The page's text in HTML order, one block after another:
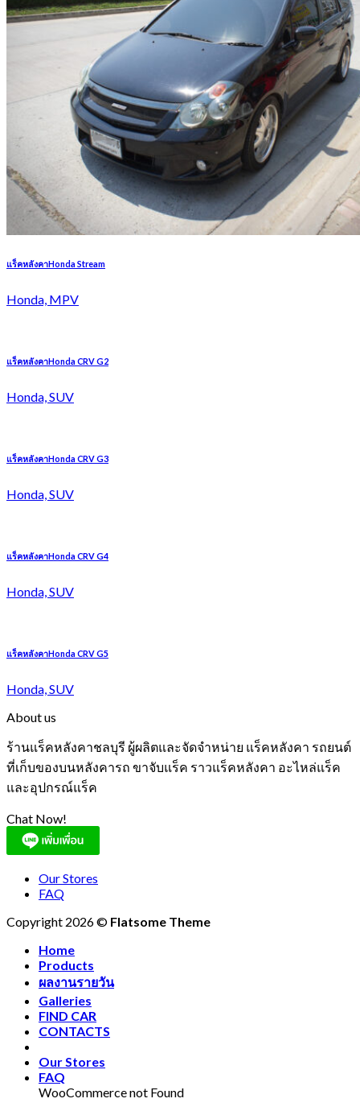
แร็คหลังคาHonda Stream
Honda, MPV
แร็คหลังคาHonda CRV G2
Honda, SUV
แร็คหลังคาHonda CRV G3
Honda, SUV
แร็คหลังคาHonda CRV G4
Honda, SUV
แร็คหลังคาHonda CRV G5
Honda, SUV
About us
ร้านแร็คหลังคาชลบุรี ผู้ผลิตและจัดจำหน่าย แร็คหลังคา รถยนต์
ที่เก็บของบนหลังคารถ ขาจับแร็ค ราวแร็คหลังคา อะไหล่แร็ค
และอุปกรณ์แร็ค
Chat Now!
Our Stores
FAQ
Copyright 2026 © Flatsome Theme
Home
Products
ผลงานรายวัน
Galleries
FIND CAR
CONTACTS
Our Stores
FAQ
WooCommerce not Found